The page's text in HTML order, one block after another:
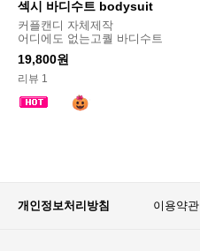
섹시 바디수트 bodysuit
커플캔디 자체제작
어디에도 없는고퀄 바디수트
19,800원
리뷰 1
개인정보처리방침 이용약관